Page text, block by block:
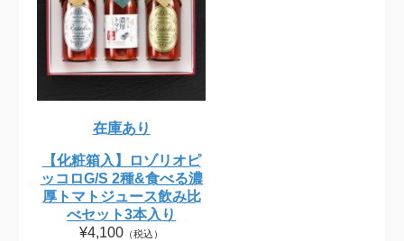
在庫あり
【化粧箱入】ロゾリオピ
ッコロG/S 2種&食べる濃
厚トマトジュース飲み比
べセット3本入り
¥4,100 （税込）